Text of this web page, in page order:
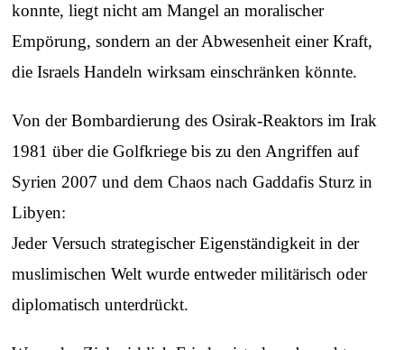
konnte, liegt nicht am Mangel an moralischer
Empörung, sondern an der Abwesenheit einer Kraft,
die Israels Handeln wirksam einschränken könnte.
Von der Bombardierung des Osirak-Reaktors im Irak
1981 über die Golfkriege bis zu den Angriffen auf
Syrien 2007 und dem Chaos nach Gaddafis Sturz in
Libyen:
Jeder Versuch strategischer Eigenständigkeit in der
muslimischen Welt wurde entweder militärisch oder
diplomatisch unterdrückt.